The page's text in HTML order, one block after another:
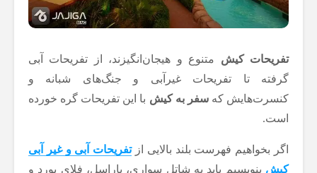
تفریحات کیش متنوع و هیجان‌انگیزند، از تفریحات آبی
گرفته تا تفریحات غیرآبی و جنگ‌های شبانه و
کنسرت‌هایش کهسفر به کیش با این تفریحات گره خورده
است.
اگر بخواهیم فهرست بلند بالایی ازتفریحات آبی و غیر آبی
کیش بنویسیم باید به شاتل سواری، پاراسل، فلای بورد و